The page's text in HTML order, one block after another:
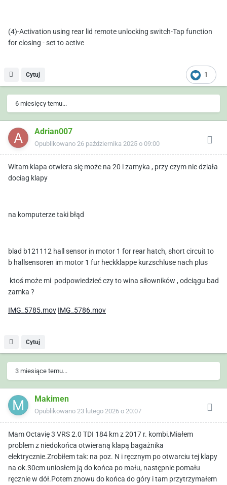
(4)-Activation using rear lid remote unlocking switch-Tap function
for closing - set to active
1
Cytuj
6 miesięcy temu...
Adrian007
Opublikowano 26 października 2025 o 09:00
Witam klapa otwiera się może na 20 i zamyka , przy czym nie działa
dociag klapy
na komputerze taki błąd
blad b121112 hall sensor in motor 1 for rear hatch, short circuit to
b hallsensoren im motor 1 fur heckklappe kurzschluse nach plus
ktoś może mi podpowiedzieć czy to wina siłowników , odciągu bad
zamka ?
IMG_5785.mov IMG_5786.mov
Cytuj
3 miesiące temu...
Makimen
Opublikowano 23 lutego 2026 o 20:07
Mam Octavię 3 VRS 2.0 TDI 184 km z 2017 r. kombi.Miałem
problem z niedokońca otwieraną klapą bagażnika
elektrycznie.Zrobiłem tak: na poz. N i ręcznym po otwarciu tej klapy
na ok.30cm uniosłem ją do końca po mału, następnie pomału
ręcznie w dół.Potem znowu do końca do góry i tam przytrzymałem